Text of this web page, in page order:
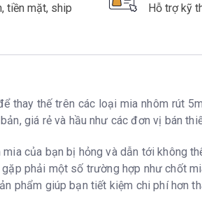
tiền mặt, ship
Hỗ trợ kỹ
thay thế trên các loại mia nhôm rút
giá rẻ và hầu như các đơn vị bán
của bạn bị hỏng và dẫn tới không
phải một số trường hợp như chốt
phẩm giúp bạn tiết kiệm chi phí hơn